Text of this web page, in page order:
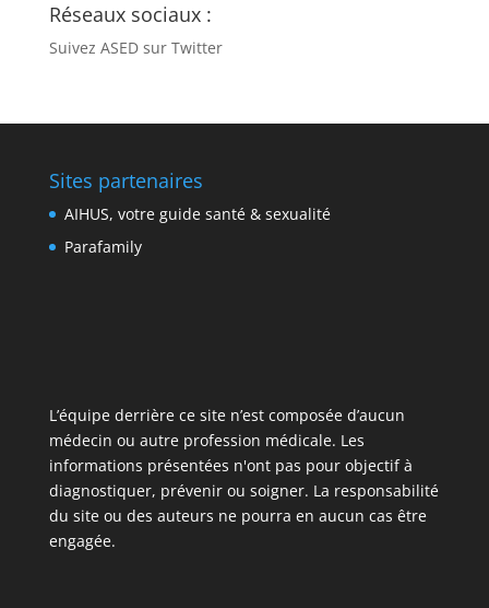
Réseaux sociaux :
Suivez ASED sur Twitter
Sites partenaires
AIHUS, votre guide santé & sexualité
Parafamily
L’équipe derrière ce site n’est composée d’aucun
médecin ou autre profession médicale. Les
informations présentées n'ont pas pour objectif à
diagnostiquer, prévenir ou soigner. La responsabilité
du site ou des auteurs ne pourra en aucun cas être
engagée.